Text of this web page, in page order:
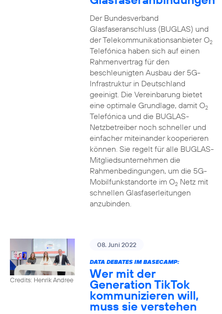
Der Bundesverband
Glasfaseranschluss (BUGLAS) und
der Telekommunikationsanbieter O2
Telefónica haben sich auf einen
Rahmenvertrag für den
beschleunigten Ausbau der 5G-
Infrastruktur in Deutschland
geeinigt. Die Vereinbarung bietet
eine optimale Grundlage, damit O2
Telefónica und die BUGLAS-
Netzbetreiber noch schneller und
einfacher miteinander kooperieren
können. Sie regelt für alle BUGLAS-
Mitgliedsunternehmen die
Rahmenbedingungen, um die 5G-
Mobilfunkstandorte im O2Netz mit
schnellen Glasfaserleitungen
anzubinden.
Credits: Henrik Andree
08. Juni 2022
DATA DEBATES IM BASECAMP:
Wer mit der
Generation TikTok
kommunizieren will,
muss sie verstehen